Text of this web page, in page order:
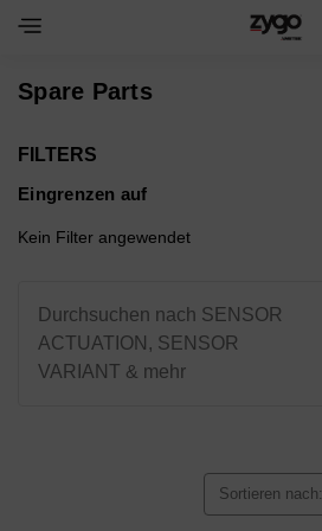
Spare Parts
FILTERS
Eingrenzen auf
Kein Filter angewendet
Durchsuchen nach SENSOR
ACTUATION, SENSOR
VARIANT & mehr
Sortieren nach: